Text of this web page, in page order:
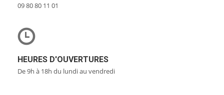
09 80 80 11 01
HEURES D'OUVERTURES
De 9h à 18h du lundi au vendredi